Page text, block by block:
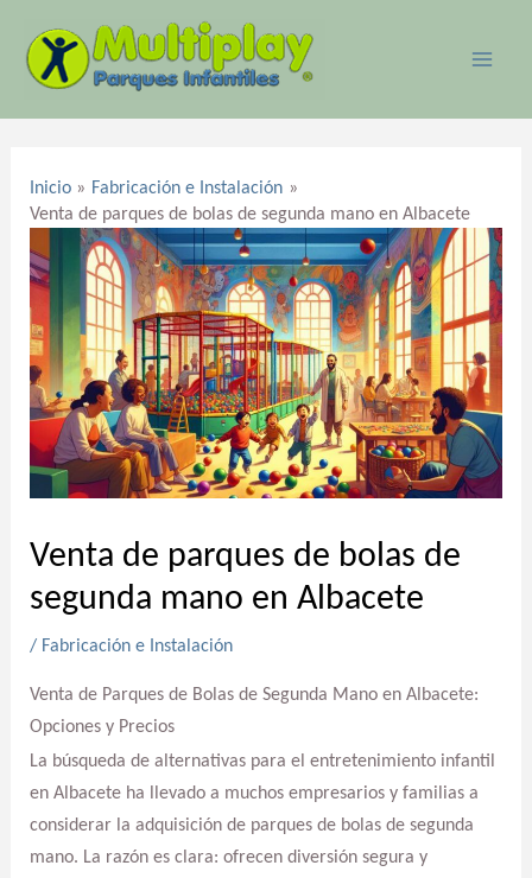
contenido
Inicio
Fabricación e Instalación
Venta de parques de bolas de segunda mano en Albacete
Venta de parques de bolas de
segunda mano en Albacete
/ Fabricación e Instalación
Venta de Parques de Bolas de Segunda Mano en Albacete:
Opciones y Precios
La búsqueda de alternativas para el entretenimiento infantil
en Albacete ha llevado a muchos empresarios y familias a
considerar la adquisición de parques de bolas de segunda
mano. La razón es clara: ofrecen diversión segura y
entradas